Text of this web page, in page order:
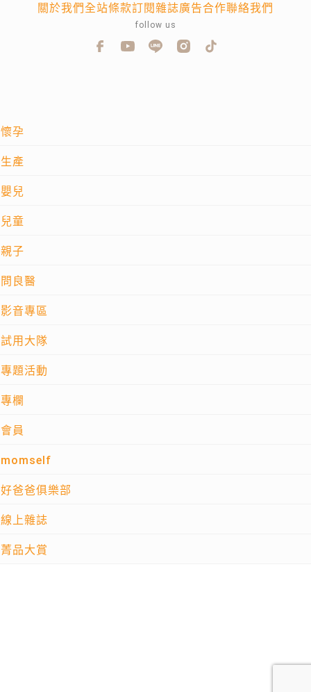
懷孕
生產
嬰兒
兒童
親子
問良醫
影音專區
試用大隊
專題活動
專欄
會員
momself
好爸爸俱樂部
線上雜誌
菁品大賞
關於我們全站條款訂閱雜誌廣告合作聯絡我們
follow us